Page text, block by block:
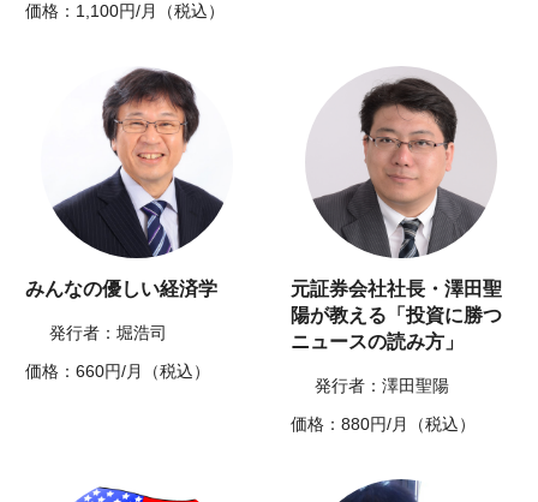
価格：1,100円/月（税込）
みんなの優しい経済学
発行者：堀浩司
価格：660円/月（税込）
元証券会社社長・澤田聖
陽が教える「投資に勝つ
ニュースの読み方」
発行者：澤田聖陽
価格：880円/月（税込）